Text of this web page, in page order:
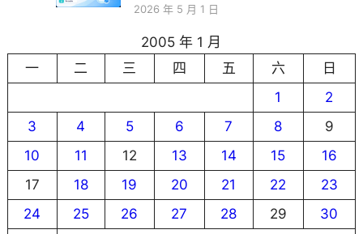
2026 年 5 月 1 日
2005 年 1 月
一
二 三 四 五 六
日
1
2
3
4 5 6 7 8
9
10
11 12 13 14 15
16
17
18 19 20 21 22
23
24
25 26 27 28 29
30